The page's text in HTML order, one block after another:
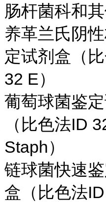
肠杆菌科和
养革兰氏阴
定试剂盒（
32 E）
葡萄球菌鉴
（比色法ID
Staph）
链球菌快速
盒（比色法